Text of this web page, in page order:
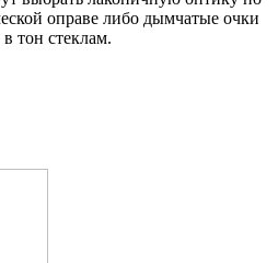
оправе либо дымчатые очки
тон стеклам.